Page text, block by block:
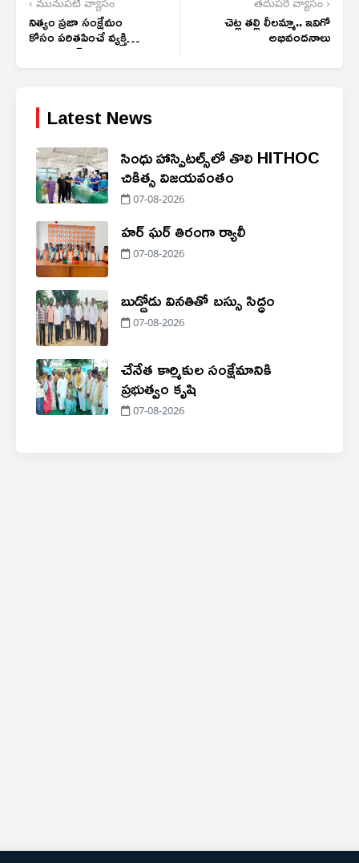
‹ మునుపటి వ్యాసం
నిత్యం ప్రజా సంక్షేమం
కోసం పరితపించే వ్యక్తి
మంత్రి ఉత్తమ్
తదుపరి వ్యాసం ›
చెట్ల తల్లి లీలమ్మా.. ఇవిగో
అభివందనాలు
Latest News
సింధు హాస్పిటల్స్‌లో తొలి HITHOC
చికిత్స విజయవంతం
07-08-2026
హర్ ఘర్ తిరంగా ర్యాలీ
07-08-2026
బుడ్డోడు వినతితో బస్సు సిద్ధం
07-08-2026
చేనేత కార్మికుల సంక్షేమానికి
ప్రభుత్వం కృషి
07-08-2026